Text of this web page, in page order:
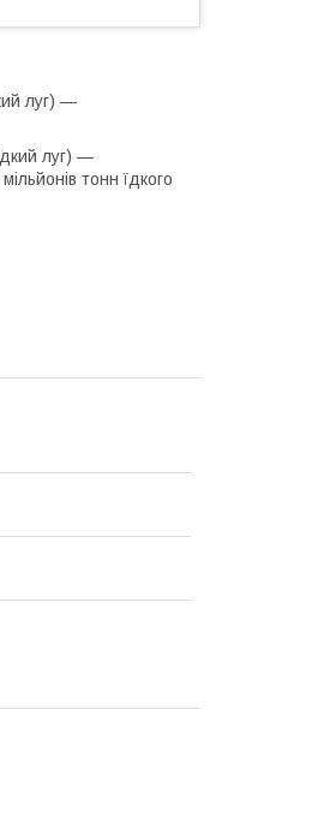
луг) —
луг) —
тонн їдкого